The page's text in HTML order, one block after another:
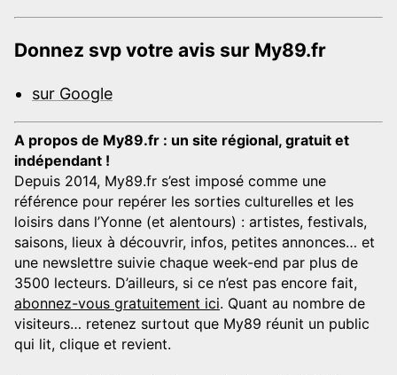
Donnez svp votre avis sur My89.fr
sur Google
A propos de My89.fr : un site régional, gratuit et
indépendant !
Depuis 2014, My89.fr s’est imposé comme une
référence pour repérer les sorties culturelles et les
loisirs dans l’Yonne (et alentours) : artistes, festivals,
saisons, lieux à découvrir, infos, petites annonces… et
une newslettre suivie chaque week-end par plus de
3500 lecteurs. D’ailleurs, si ce n’est pas encore fait,
abonnez-vous gratuitement ici. Quant au nombre de
visiteurs… retenez surtout que My89 réunit un public
qui lit, clique et revient.